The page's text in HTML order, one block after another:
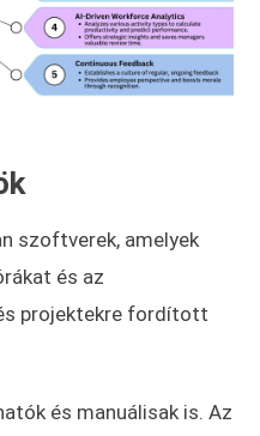
szoftverek, amelyek
és az
projektekre fordított
és manuálisak is. Az